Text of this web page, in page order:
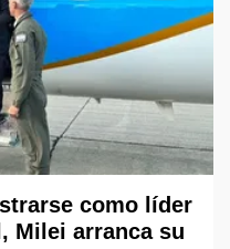
como líder
Milei arranca su